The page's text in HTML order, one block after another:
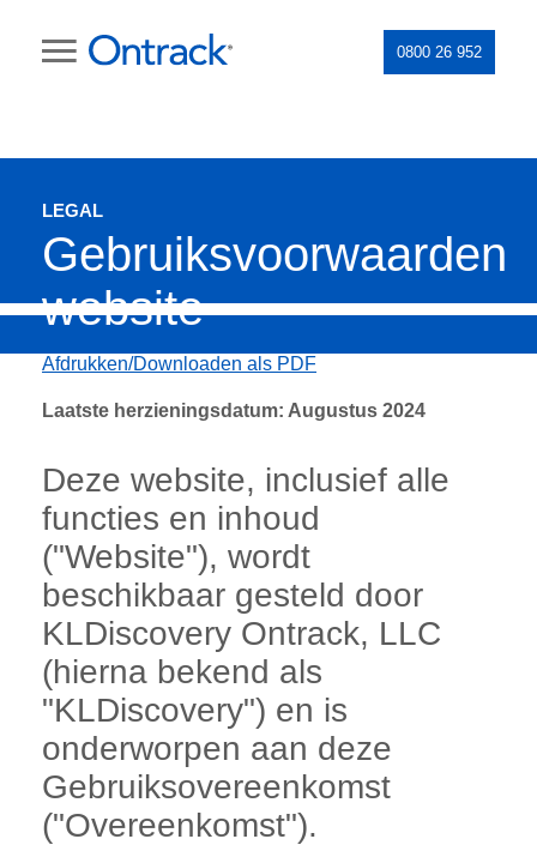
0800 26 952
LEGAL
Gebruiksvoorwaarden
website
Afdrukken/Downloaden als PDF
Laatste herzieningsdatum: Augustus 2024
Deze website, inclusief alle
functies en inhoud
("Website"), wordt
beschikbaar gesteld door
KLDiscovery Ontrack, LLC
(hierna bekend als
"KLDiscovery") en is
onderworpen aan deze
Gebruiksovereenkomst
("Overeenkomst").